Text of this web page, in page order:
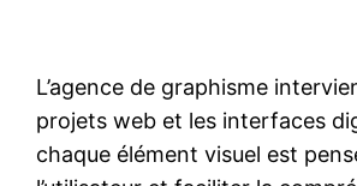
L’agence de graphisme
projets web et les interfaces
chaque élément visuel est